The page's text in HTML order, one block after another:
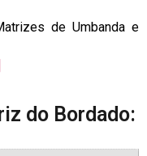
de Umbanda e
do Bordado: